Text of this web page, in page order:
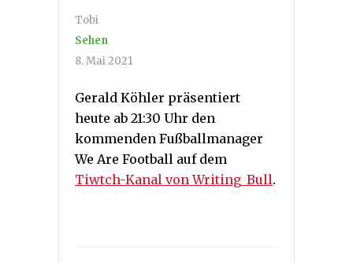
Tobi
Sehen
8. Mai 2021
Gerald Köhler präsentiert
heute ab 21:30 Uhr den
kommenden Fußballmanager
We Are Football auf dem
Tiwtch-Kanal von Writing_Bull.